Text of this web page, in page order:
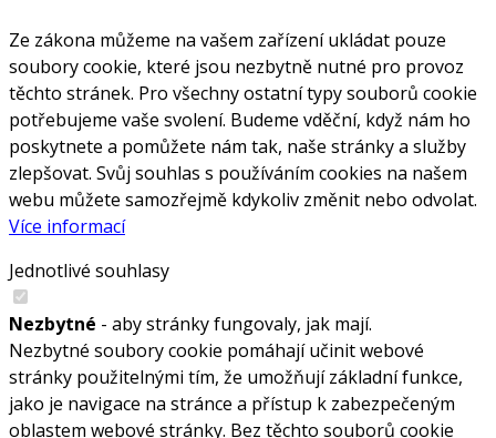
Ze zákona můžeme na vašem zařízení ukládat pouze
soubory cookie, které jsou nezbytně nutné pro provoz
těchto stránek. Pro všechny ostatní typy souborů cookie
potřebujeme vaše svolení. Budeme vděční, když nám ho
poskytnete a pomůžete nám tak, naše stránky a služby
zlepšovat. Svůj souhlas s používáním cookies na našem
webu můžete samozřejmě kdykoliv změnit nebo odvolat.
Více informací
Jednotlivé souhlasy
Nezbytné - aby stránky fungovaly, jak mají.
Nezbytné soubory cookie pomáhají učinit webové
stránky použitelnými tím, že umožňují základní funkce,
jako je navigace na stránce a přístup k zabezpečeným
oblastem webové stránky. Bez těchto souborů cookie